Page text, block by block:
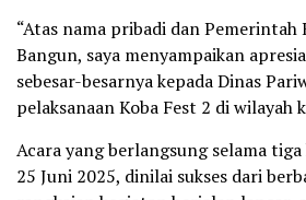
“Atas nama pribadi dan Pemerintah
Bangun, saya menyampaikan
sebesar-besarnya kepada Dinas
pelaksanaan Koba Fest 2 di wilayah
Acara yang berlangsung selama
25 Juni 2025, dinilai sukses dari